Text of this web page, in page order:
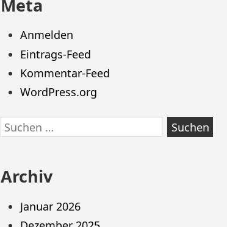
Meta
Anmelden
Eintrags-Feed
Kommentar-Feed
WordPress.org
Suchen
nach:
Archiv
Januar 2026